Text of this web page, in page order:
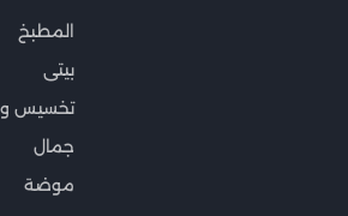
المطبخ
بيتى
تخسيس
جمال
موضة